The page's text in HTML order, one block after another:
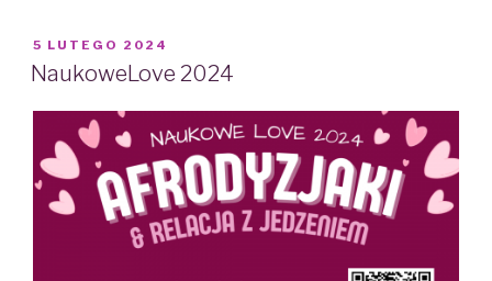
POSTED
ON
5 LUTEGO 2024
NaukoweLove 2024